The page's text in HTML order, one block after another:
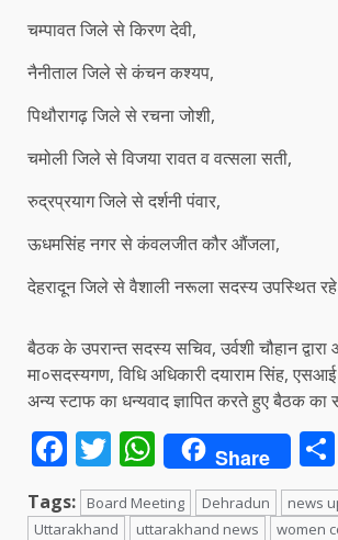
चम्पावत जिले से किरण देवी,
नैनीताल जिले से कंचन कश्यप,
पिथौरागढ़ जिले से रचना जोशी,
चमोली जिले से विजया रावत व वत्सला सती,
रुद्रप्रयाग जिले से दर्शनी पंवार,
ऊधमसिंह नगर से कंवलजीत कौर औंजला,
देहरादून जिले से वैशाली नरूला सदस्य उपस्थित
बैठक के उपरान्त सदस्य सचिव, उर्वशी चौहान
मा०सदस्यगण, विधि अधिकारी दयाराम सिंह, एसआई
अन्य स्टाफ का धन्यवाद ज्ञापित करते हुए बैठक का
Facebook
Twitter
WhatsApp
Share
Tags: Board Meeting Dehradun
news
Uttarakhand
uttarakhand news women